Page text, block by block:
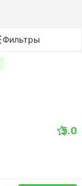
Фильтры
5.0